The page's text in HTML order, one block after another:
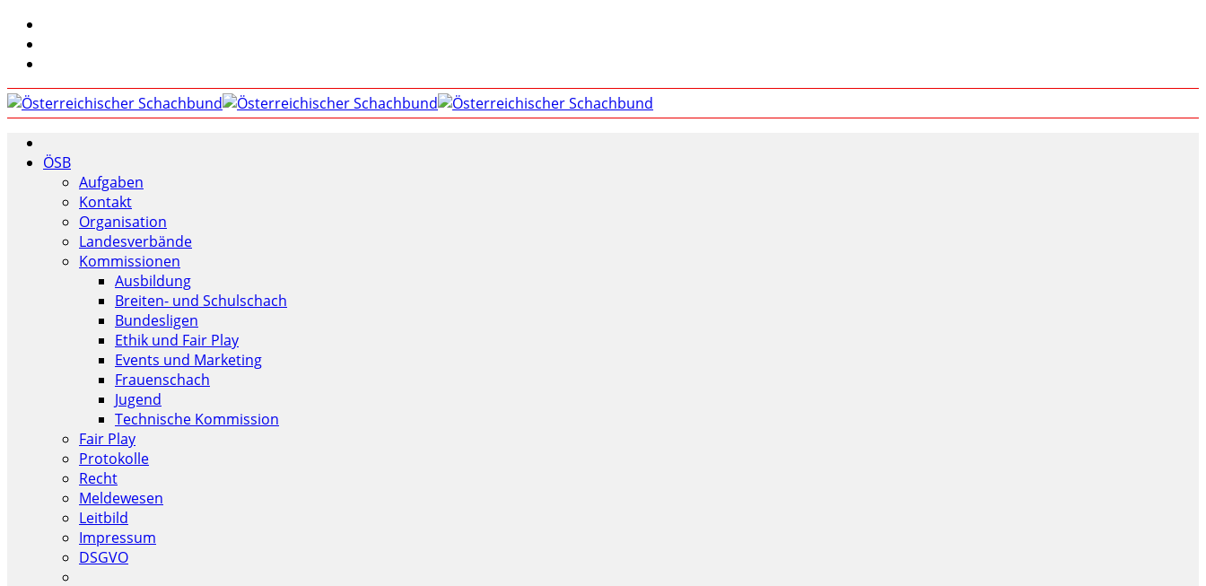
ÖSB
Aufgaben
Kontakt
Organisation
Landesverbände
Kommissionen
Ausbildung
Breiten- und Schulschach
Bundesligen
Ethik und Fair Play
Events und Marketing
Frauenschach
Jugend
Technische Kommission
Fair Play
Protokolle
Recht
Meldewesen
Leitbild
Impressum
DSGVO